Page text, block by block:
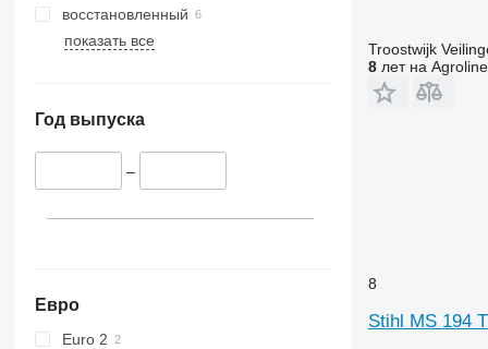
восстановленный
показать все
Год выпуска
–
Евро
Euro 2
Troostwijk
8лет на Agroline
8
Stihl MS 194 T